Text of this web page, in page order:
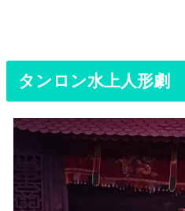
タンロン水上人形劇